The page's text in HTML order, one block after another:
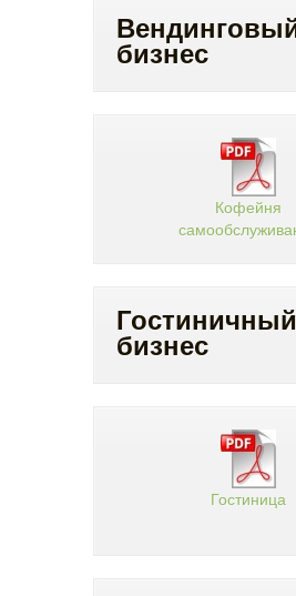
бизнес
Кофейня
Гостиничный
бизнес
Гостиница